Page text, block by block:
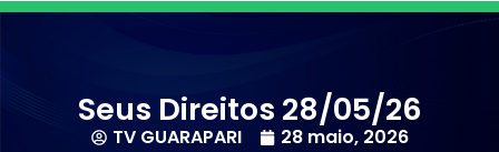
Seus Direitos 28/05/26
TV GUARAPARI 28 maio, 2026